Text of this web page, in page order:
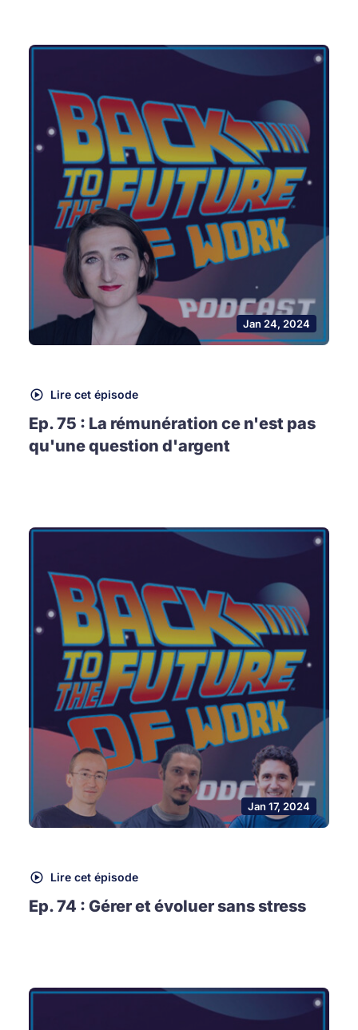
Jan 24, 2024
Lire cet épisode
Ep. 75 : La rémunération ce n'est pas
qu'une question d'argent
Jan 17, 2024
Lire cet épisode
Ep. 74 : Gérer et évoluer sans stress